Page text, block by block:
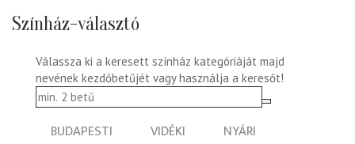
Színház-választó
Válassza ki a keresett színház kategóriáját majd
nevének kezdőbetűjét vagy használja a keresőt!
BUDAPESTI VIDÉKI
NYÁRI